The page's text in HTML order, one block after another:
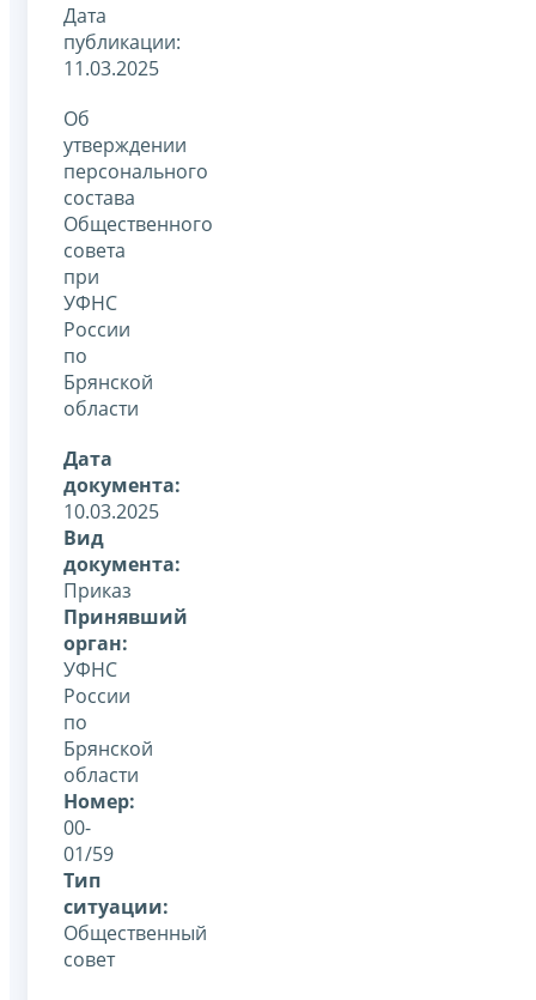
Дата
публикации:
11.03.2025
Об
утверждении
персонального
состава
Общественного
совета
при
УФНС
России
по
Брянской
области
Дата
документа:
10.03.2025
Вид
документа:
Приказ
Принявший
орган:
УФНС
России
по
Брянской
области
Номер:
00-
01/59
Тип
ситуации:
Общественный
совет